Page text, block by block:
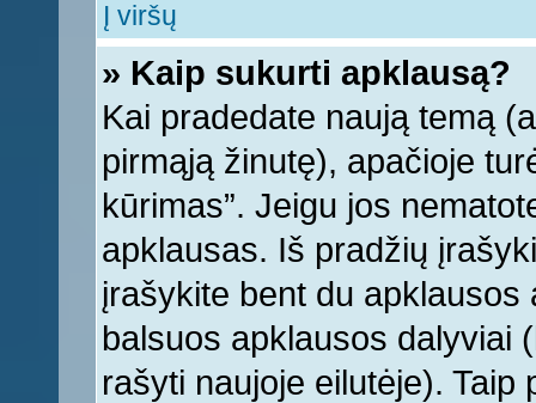
Į viršų
» Kaip sukurti apklausą?
Kai pradedate naują temą
pirmąją žinutę), apačioje
kūrimas”. Jeigu jos
apklausas. Iš pradžių
įrašykite bent du
balsuos apklausos dalyviai
rašyti naujoje eilutėje).